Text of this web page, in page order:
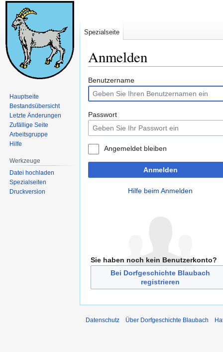
Anmelden
Zur
Navigation
springen
Zur
Suche
springen
Benutzername
Passwort
Angemeldet bleiben
Anmelden
Hilfe beim Anmelden
Sie haben noch kein Benutzerkonto?
Bei Dorfgeschichte Blaubach
registrieren
Spezialseite
Hauptseite
Bestandsübersicht
Letzte Änderungen
Zufällige Seite
Arbeitsgruppe
Hilfe
Werkzeuge
Datei hochladen
Spezialseiten
Druckversion
Datenschutz Über Dorfgeschichte Blaubach